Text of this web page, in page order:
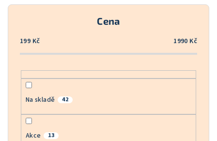
o
Cena
199 Kč 1990 Kč
Na skladě 42
Akce 13